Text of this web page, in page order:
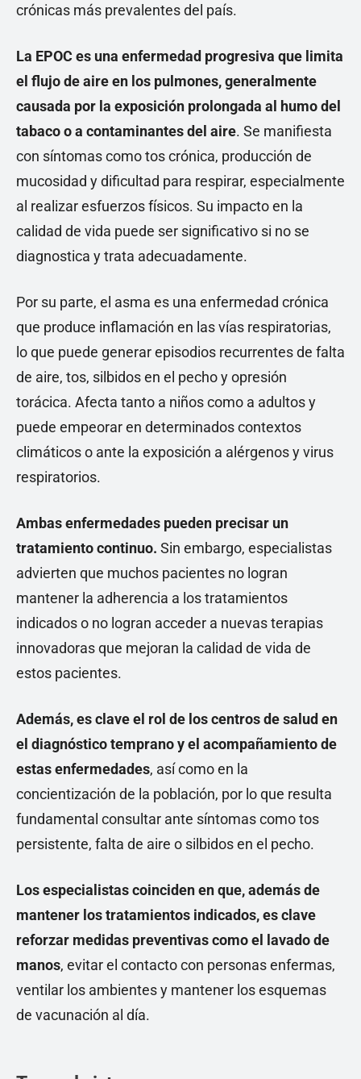
crónicas más prevalentes del país.
La EPOC es una enfermedad progresiva que limita
el flujo de aire en los pulmones, generalmente
causada por la exposición prolongada al humo del
tabaco o a contaminantes del aire. Se manifiesta
con síntomas como tos crónica, producción de
mucosidad y dificultad para respirar, especialmente
al realizar esfuerzos físicos. Su impacto en la
calidad de vida puede ser significativo si no se
diagnostica y trata adecuadamente.
Por su parte, el asma es una enfermedad crónica
que produce inflamación en las vías respiratorias,
lo que puede generar episodios recurrentes de falta
de aire, tos, silbidos en el pecho y opresión
torácica. Afecta tanto a niños como a adultos y
puede empeorar en determinados contextos
climáticos o ante la exposición a alérgenos y virus
respiratorios.
Ambas enfermedades pueden precisar un
tratamiento continuo. Sin embargo, especialistas
advierten que muchos pacientes no logran
mantener la adherencia a los tratamientos
indicados o no logran acceder a nuevas terapias
innovadoras que mejoran la calidad de vida de
estos pacientes.
Además, es clave el rol de los centros de salud en
el diagnóstico temprano y el acompañamiento de
estas enfermedades, así como en la
concientización de la población, por lo que resulta
fundamental consultar ante síntomas como tos
persistente, falta de aire o silbidos en el pecho.
Los especialistas coinciden en que, además de
mantener los tratamientos indicados, es clave
reforzar medidas preventivas como el lavado de
manos, evitar el contacto con personas enfermas,
ventilar los ambientes y mantener los esquemas
de vacunación al día.